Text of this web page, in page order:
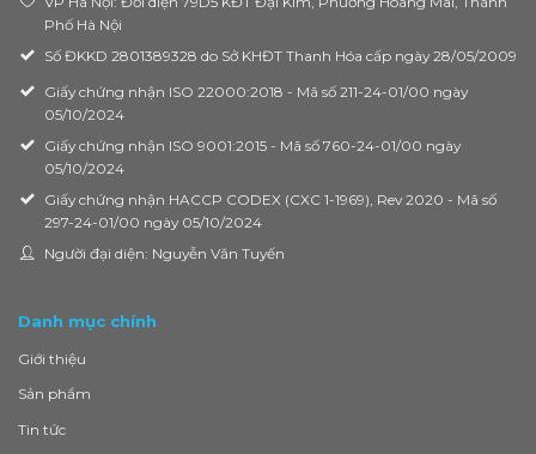
Phố Hà Nội
Số ĐKKD 2801389328 do Sở KHĐT Thanh Hóa cấp ngày 28/05/2009
Giấy chứng nhận ISO 22000:2018 - Mã số 211-24-01/00 ngày
05/10/2024
Giấy chứng nhận ISO 9001:2015 - Mã số 760-24-01/00 ngày
05/10/2024
Giấy chứng nhận HACCP CODEX (CXC 1-1969), Rev 2020 - Mã số
297-24-01/00 ngày 05/10/2024
Người đại diện: Nguyễn Văn Tuyến
Danh mục chính
Giới thiệu
Sản phẩm
Tin tức